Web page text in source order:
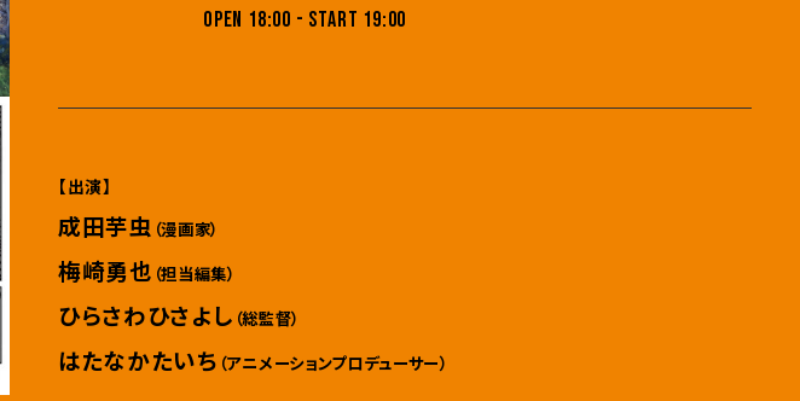
OPEN 18:00 - START 19:00
【出演】
成田芋虫 （漫画家）
梅崎勇也 （担当編集）
ひらさわひさよし （総監督）
はたなかたいち （アニメーションプロデューサー）